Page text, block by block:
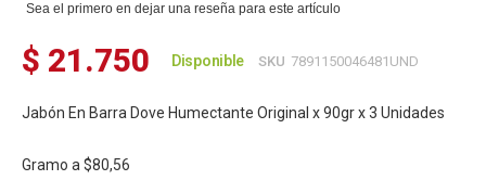
Sea el primero en dejar una reseña para este artículo
$ 21.750 Disponible SKU 7891150046481UND
Jabón En Barra Dove Humectante Original x 90gr x 3 Unidades
Gramo a $80,56